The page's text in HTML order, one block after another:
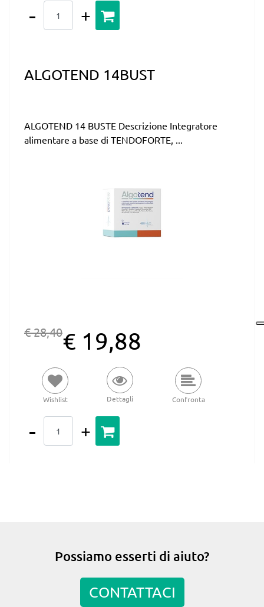
ALGOTEND 14BUST
ALGOTEND 14 BUSTE Descrizione Integratore
alimentare a base di TENDOFORTE, ...
€ 28,40€ 19,88
Wishlist Dettagli Confronta
Possiamo esserti di aiuto?
CONTATTACI